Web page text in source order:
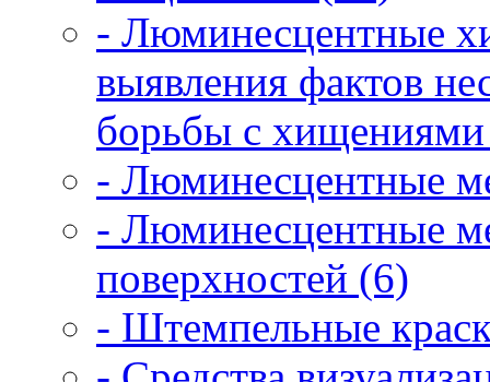
- Люминесцентные
выявления фактов
борьбы с
- Люминесцентные
- Люминесцентные
поверхностей (6)
- Штемпельные